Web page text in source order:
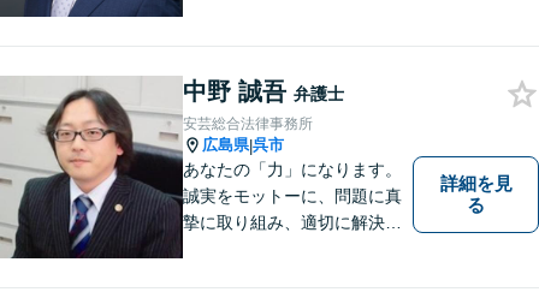
し、高度な問題にも対応いた
します。まずはご相談を！
中野 誠吾 弁護士
安芸総合法律事務所
広島県|呉市
あなたの「力」になります。
誠実をモットーに、問題に真
摯に取り組み、適切に解決で
詳細を見
る